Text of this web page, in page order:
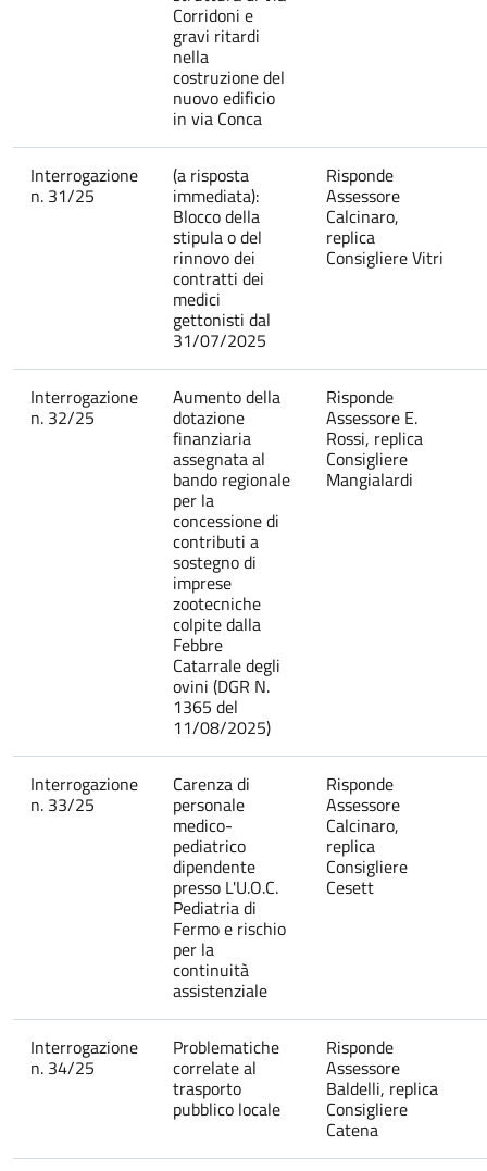
Corridoni e
gravi ritardi
nella
costruzione del
nuovo edificio
in via Conca
Interrogazione
n. 31/25
(a risposta
immediata):
Blocco della
stipula o del
rinnovo dei
contratti dei
medici
gettonisti dal
31/07/2025
Risponde
Assessore
Calcinaro,
replica
Consigliere Vitri
Interrogazione
n. 32/25
Aumento della
dotazione
finanziaria
assegnata al
bando regionale
per la
concessione di
contributi a
sostegno di
imprese
zootecniche
colpite dalla
Febbre
Catarrale degli
ovini (DGR N.
1365 del
11/08/2025)
Risponde
Assessore E.
Rossi, replica
Consigliere
Mangialardi
Interrogazione
n. 33/25
Carenza di
personale
medico-
pediatrico
dipendente
presso L'U.O.C.
Pediatria di
Fermo e rischio
per la
continuità
assistenziale
Risponde
Assessore
Calcinaro,
replica
Consigliere
Cesett
Interrogazione
n. 34/25
Problematiche
correlate al
trasporto
pubblico locale
Risponde
Assessore
Baldelli, replica
Consigliere
Catena